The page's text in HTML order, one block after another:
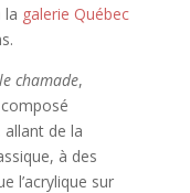
la galerie Québec
chamade,
allant de la
à des
l’acrylique sur